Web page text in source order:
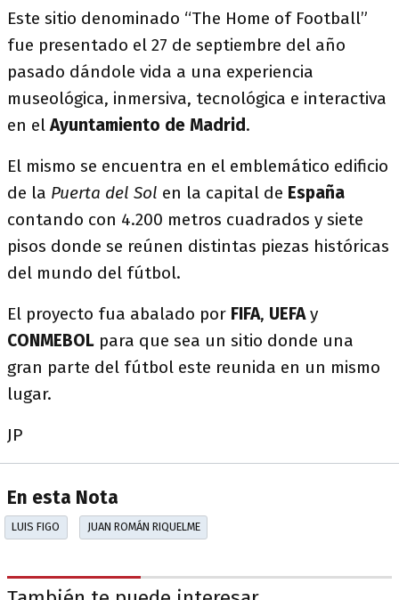
Este sitio denominado “The Home of Football”
fue presentado el 27 de septiembre del año
pasado dándole vida a una experiencia
museológica, inmersiva, tecnológica e interactiva
en elAyuntamiento de Madrid.
El mismo se encuentra en el emblemático edificio
de la Puerta del Sol en la capital de España
contando con 4.200 metros cuadrados y siete
pisos donde se reúnen distintas piezas históricas
del mundo del fútbol.
El proyecto fua abalado por FIFA, UEFAy
CONMEBOL para que sea un sitio donde una
gran parte del fútbol este reunida en un mismo
lugar.
JP
En esta Nota
LUIS FIGO JUAN ROMÁN RIQUELME